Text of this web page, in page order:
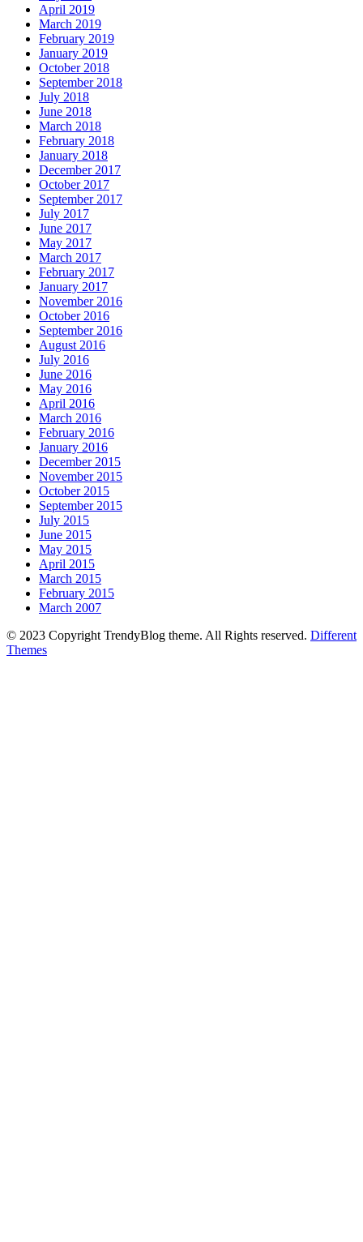
April 2019
March 2019
February 2019
January 2019
October 2018
September 2018
July 2018
June 2018
March 2018
February 2018
January 2018
December 2017
October 2017
September 2017
July 2017
June 2017
May 2017
March 2017
February 2017
January 2017
November 2016
October 2016
September 2016
August 2016
July 2016
June 2016
May 2016
April 2016
March 2016
February 2016
January 2016
December 2015
November 2015
October 2015
September 2015
July 2015
June 2015
May 2015
April 2015
March 2015
February 2015
March 2007
© 2023 Copyright TrendyBlog theme. All Rights reserved. Different
Themes